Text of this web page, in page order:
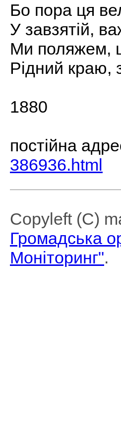
Бо пора ця
У завзятій,
Ми поляжем,
Рідний краю,
1880
постiйна
386936.html
Copyleft (C)
Громадська
Моніторинг".